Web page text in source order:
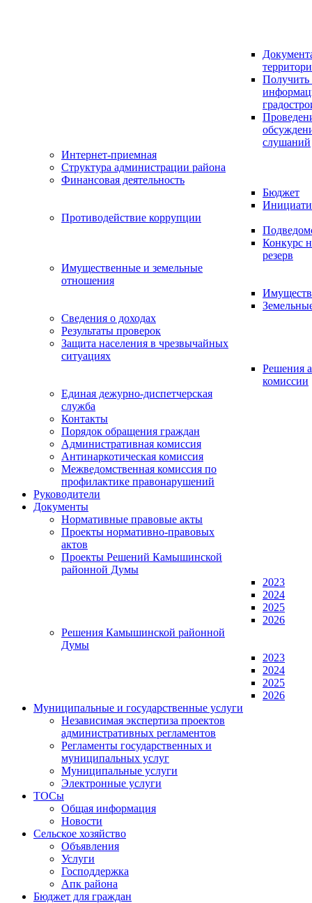
Получить
слушаний
Интернет-приемная
Структура администрации района
Финансовая деятельность
Бюджет
Противодействие коррупции
Конкурс
резерв
Имущественные и земельные
отношения
Сведения о доходах
Результаты проверок
Защита населения в чрезвычайных
ситуациях
Решения
комиссии
Единая дежурно-диспетчерская
служба
Контакты
Порядок обращения граждан
Административная комиссия
Антинаркотическая комиссия
Межведомственная комиссия по
профилактике правонарушений
Руководители
Документы
Нормативные правовые акты
Проекты нормативно-правовых
актов
Проекты Решений Камышинской
районной Думы
2023
2024
2025
2026
Решения Камышинской районной
Думы
2023
2024
2025
2026
Муниципальные и государственные услуги
Независимая экспертиза проектов
административных регламентов
Регламенты государственных и
муниципальных услуг
Муниципальные услуги
Электронные услуги
ТОСы
Общая информация
Новости
Сельское хозяйство
Объявления
Услуги
Господдержка
Апк района
Бюджет для граждан